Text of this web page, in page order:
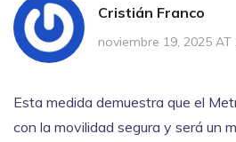
Cristián Franco
noviembre 19, 2025 AT
Esta medida demuestra que el
con la movilidad segura y será un